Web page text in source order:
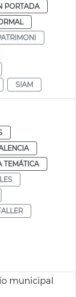
PORTADA
SIAM
TEMÁTICA
municipal